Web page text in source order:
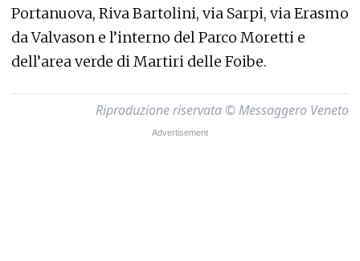
Portanuova, Riva Bartolini, via Sarpi, via Erasmo
da Valvason e l’interno del Parco Moretti e
dell’area verde di Martiri delle Foibe.
Riproduzione riservata © Messaggero Veneto